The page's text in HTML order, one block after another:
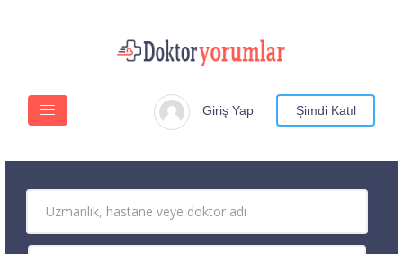
Giriş Yap Şimdi Katıl